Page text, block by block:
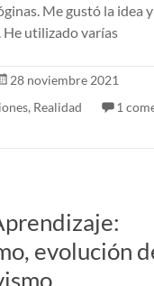
Me gustó la idea
He utilizado varías
28 noviembre 2021
, Realidad
1
evolución